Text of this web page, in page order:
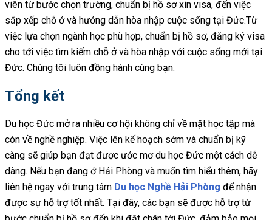
viên từ bước chọn trường, chuẩn bị hồ sơ xin visa, đến việc
sắp xếp chỗ ở và hướng dẫn hòa nhập cuộc sống tại Đức.Từ
việc lựa chọn ngành học phù hợp, chuẩn bị hồ sơ, đăng ký visa
cho tới việc tìm kiếm chỗ ở và hòa nhập với cuộc sống mới tại
Đức. Chúng tôi luôn đồng hành cùng bạn.
Tổng kết
Du học Đức mở ra nhiều cơ hội không chỉ về mặt học tập mà
còn về nghề nghiệp. Việc lên kế hoạch sớm và chuẩn bị kỹ
càng sẽ giúp bạn đạt được ước mơ du học Đức một cách dễ
dàng. Nếu bạn đang ở Hải Phòng và muốn tìm hiểu thêm, hãy
liên hệ ngay với trung tâm Du học Nghề Hải Phòng để nhận
được sự hỗ trợ tốt nhất. Tại đây, các bạn sẽ được hỗ trợ từ